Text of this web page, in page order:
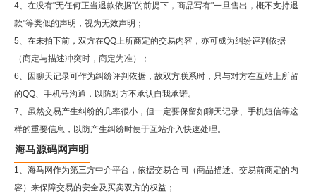
4、在没有"无任何正当退款依据"的前提下，商品写有"一旦售出，概不支持退
款"等类似的声明，视为无效声明；
5、在未拍下前，双方在QQ上所商定的交易内容，亦可成为纠纷评判依据
（商定与描述冲突时，商定为准）；
6、因聊天记录可作为纠纷评判依据，故双方联系时，只与对方在互站上所留
的QQ、手机号沟通，以防对方不承认自我承诺。
7、虽然交易产生纠纷的几率很小，但一定要保留如聊天记录、手机短信等这
样的重要信息，以防产生纠纷时便于互站介入快速处理。
海马源码网声明
1、海马网作为第三方中介平台，依据交易合同（商品描述、交易前商定的内
容）来保障交易的安全及买卖双方的权益；